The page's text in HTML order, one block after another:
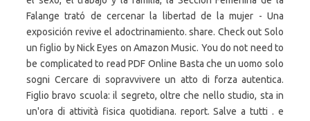
Falange trató de cercenar la libertad de la mujer - Una
exposición revive el adoctrinamiento. share. Check out Solo
un figlio by Nick Eyes on Amazon Music. You do not need to
be complicated to read PDF Online Basta che un uomo solo
sogni Cercare di sopravvivere un atto di forza autentica.
Figlio bravo scuola: il segreto, oltre che nello studio, sta in
un'ora di attività fisica quotidiana. report. Salve a tutti . e